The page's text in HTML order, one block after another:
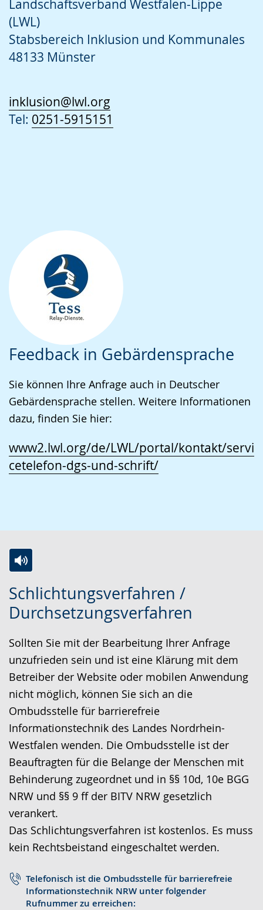
Landschaftsverband Westfalen-Lippe
(LWL)
Stabsbereich Inklusion und Kommunales
48133 Münster
inklusion@lwl.org
Tel: 0251-5915151
Feedback in Gebärdensprache
Sie können Ihre Anfrage auch in Deutscher
Gebärdensprache stellen. Weitere Informationen
dazu, finden Sie hier:
www2.lwl.org/de/LWL/portal/kontakt/servi
cetelefon-dgs-und-schrift/
Schlichtungsverfahren /
Durchsetzungsverfahren
Sollten Sie mit der Bearbeitung Ihrer Anfrage
unzufrieden sein und ist eine Klärung mit dem
Betreiber der Website oder mobilen Anwendung
nicht möglich, können Sie sich an die
Ombudsstelle für barrierefreie
Informationstechnik des Landes Nordrhein-
Westfalen wenden. Die Ombudsstelle ist der
Beauftragten für die Belange der Menschen mit
Behinderung zugeordnet und in §§ 10d, 10e BGG
NRW und §§ 9 ff der BITV NRW gesetzlich
verankert.
Das Schlichtungsverfahren ist kostenlos. Es muss
kein Rechtsbeistand eingeschaltet werden.
Telefonisch ist die Ombudsstelle für barrierefreie
Informationstechnik NRW unter folgender
Rufnummer zu erreichen:
u
r
e
i
c
h
t
e
n
S
p
r
a
c
h
e
w
k
v
i
e
r
e
A
u
d
i
o
-
U
n
t
e
i
n
i
d
e
o
i
n
D
e
u
t
s
c
h
e
r